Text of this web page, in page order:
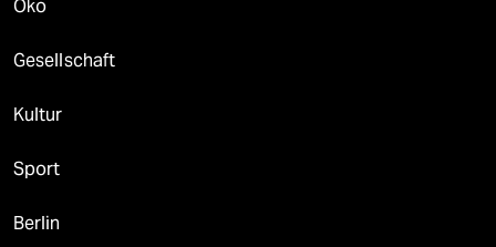
Öko
Gesellschaft
Kultur
Sport
Berlin